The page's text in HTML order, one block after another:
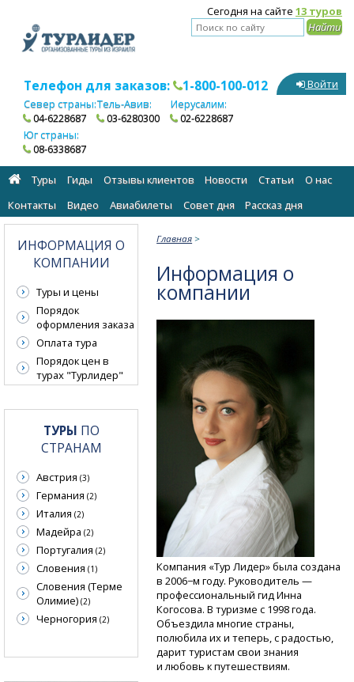
Сегодня на сайте 13 туров
Телефон для заказов: 1-800-100-012
Север страны:
04-6228687
Тель-Авив:
03-6280300
Иерусалим:
02-6228687
Юг страны:
08-6338687
Войти
Туры Гиды Отзывы клиентов Новости Статьи
О нас
Контакты
Видео Авиабилеты Cовет дня Рассказ дня
Главная >
Информация о
компании
Компания «Тур Лидер» была создана
в 2006−м году. Руководитель —
профессиональный гид Инна
Когосова. В туризме с 1998 года.
Объездила многие страны,
полюбила их и теперь, с радостью,
дарит туристам свои знания
и любовь к путешествиям.
ИНФОРМАЦИЯ О
КОМПАНИИ
Туры и цены
Порядок
оформления заказа
Оплата тура
Порядок цен в
турах "Турлидер"
ТУРЫ ПО
СТРАНАМ
Австрия (3)
Германия (2)
Италия (2)
Мадейра (2)
Португалия (2)
Словения (1)
Словения (Терме
Олимие) (2)
Черногория (2)